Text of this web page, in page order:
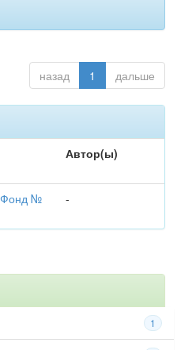
назад 1 дальше
Автор(ы)
Фонд №
-
1